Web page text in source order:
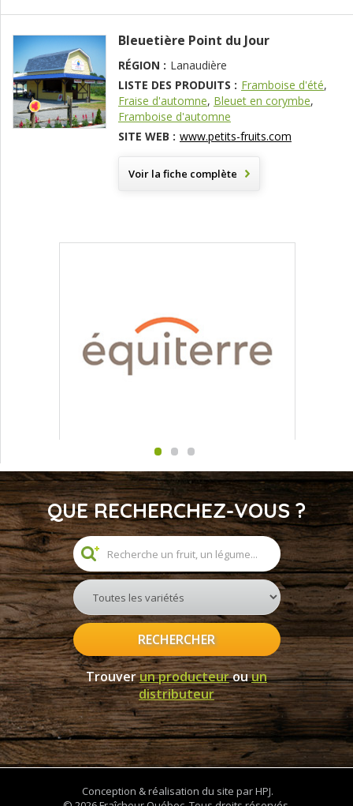
Bleuetière Point du Jour
RÉGION : Lanaudière
LISTE DES PRODUITS : Framboise d'été,
Fraise d'automne, Bleuet en corymbe,
Framboise d'automne
SITE WEB : www.petits-fruits.com
Voir la fiche complète
QUE RECHERCHEZ-VOUS ?
RECHERCHER
Trouverun producteurouun
distributeur
Conception & réalisation du site par HPJ.